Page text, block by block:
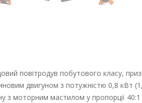
повітродув побутового класу,
двигуном з потужністю 0,8 кВт
з моторним мастилом у пропорції